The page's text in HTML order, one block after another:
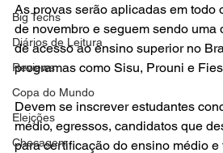
Big Techs
Diários de Leitura
Reviews
Copa do Mundo
Eleições
Checagem
As provas serão aplicadas em todo
de novembro e seguem sendo uma
de acesso ao ensino superior no
programas como Sisu, Prouni e
Devem se inscrever estudantes
médio, egressos, candidatos que
para certificação do ensino médio e